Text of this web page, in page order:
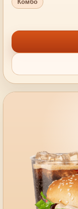
Комбо